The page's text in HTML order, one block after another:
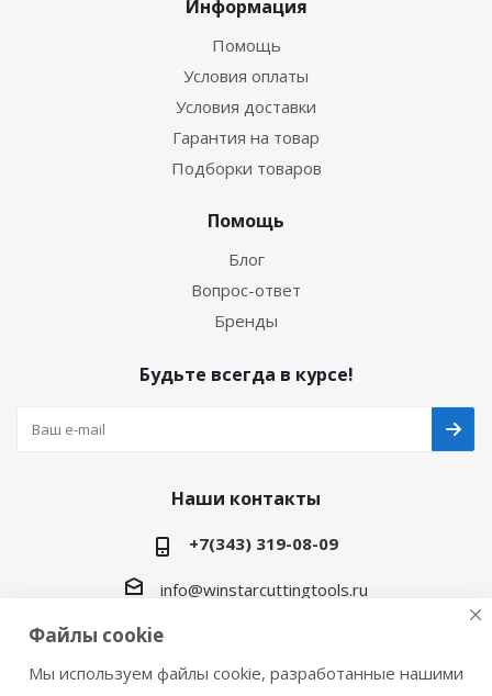
Информация
Помощь
Условия оплаты
Условия доставки
Гарантия на товар
Подборки товаров
Помощь
Блог
Вопрос-ответ
Бренды
Будьте всегда в курсе!
Наши контакты
+7(343) 319-08-09
info@winstarcuttingtools.ru
г.Екатеринбург ул. Фурманова 109, офис 604
Файлы cookie
Мы используем файлы cookie, разработанные нашими